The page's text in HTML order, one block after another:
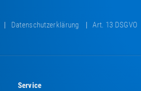
Datenschutzerklärung Art. 13 DSGVO
Service